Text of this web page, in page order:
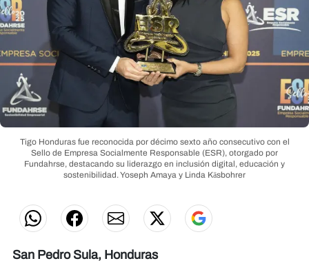
Tigo Honduras fue reconocida por décimo sexto año consecutivo con el
Sello de Empresa Socialmente Responsable (ESR), otorgado por
Fundahrse, destacando su liderazgo en inclusión digital, educación y
sostenibilidad.Yoseph Amaya y Linda Käsbohrer
San Pedro Sula, Honduras